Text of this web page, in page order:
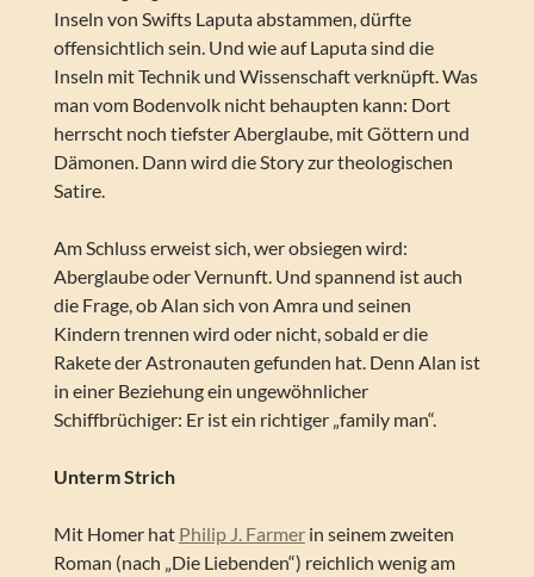
Inseln von Swifts Laputa abstammen, dürfte
offensichtlich sein. Und wie auf Laputa sind die
Inseln mit Technik und Wissenschaft verknüpft. Was
man vom Bodenvolk nicht behaupten kann: Dort
herrscht noch tiefster Aberglaube, mit Göttern und
Dämonen. Dann wird die Story zur theologischen
Satire.
Am Schluss erweist sich, wer obsiegen wird:
Aberglaube oder Vernunft. Und spannend ist auch
die Frage, ob Alan sich von Amra und seinen
Kindern trennen wird oder nicht, sobald er die
Rakete der Astronauten gefunden hat. Denn Alan ist
in einer Beziehung ein ungewöhnlicher
Schiffbrüchiger: Er ist ein richtiger „family man“.
Unterm Strich
Mit Homer hat Philip J. Farmerin seinem zweiten
Roman (nach „Die Liebenden“) reichlich wenig am